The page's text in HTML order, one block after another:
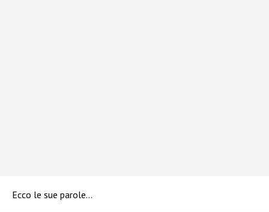
Ecco le sue parole…